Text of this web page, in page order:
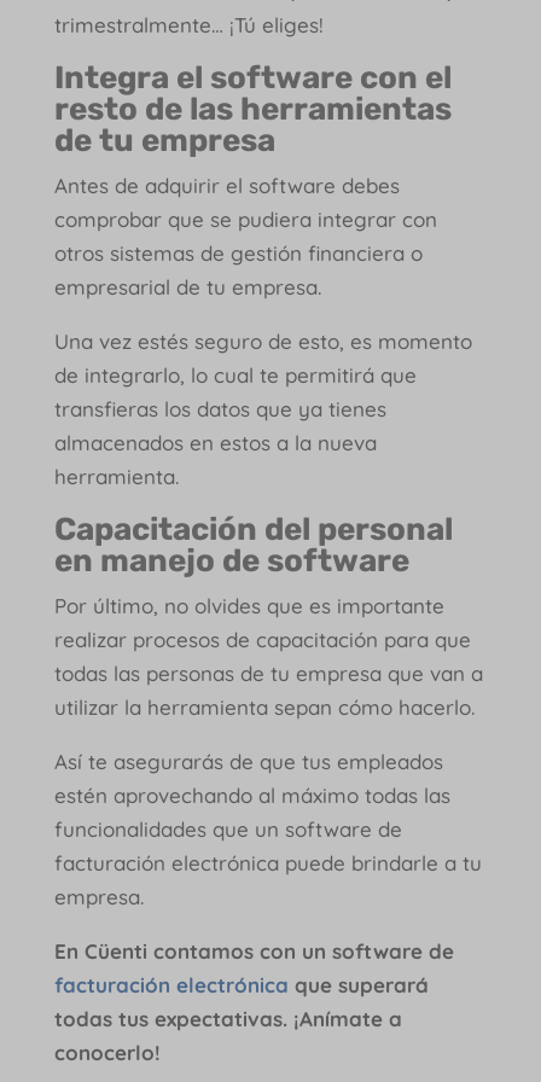
trimestralmente… ¡Tú eliges!
Integra el software con el
resto de las herramientas
de tu empresa
Antes de adquirir el software debes
comprobar que se pudiera integrar con
otros sistemas de gestión financiera o
empresarial de tu empresa.
Una vez estés seguro de esto, es momento
de integrarlo, lo cual te permitirá que
transfieras los datos que ya tienes
almacenados en estos a la nueva
herramienta.
Capacitación del personal
en manejo de software
Por último, no olvides que es importante
realizar procesos de capacitación para que
todas las personas de tu empresa que van a
utilizar la herramienta sepan cómo hacerlo.
Así te asegurarás de que tus empleados
estén aprovechando al máximo todas las
funcionalidades que un software de
facturación electrónica puede brindarle a tu
empresa.
En Cüenti contamos con un software de
facturación electrónica que superará
todas tus expectativas. ¡Anímate a
conocerlo!